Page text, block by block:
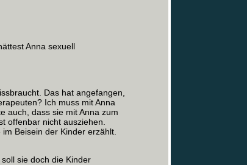
Anna sexuell
Das hat angefangen,
Ich muss mit Anna
auch, dass sie mit Anna zum
offenbar nicht ausziehen.
Beisein der Kinder erzählt.
sie doch die Kinder